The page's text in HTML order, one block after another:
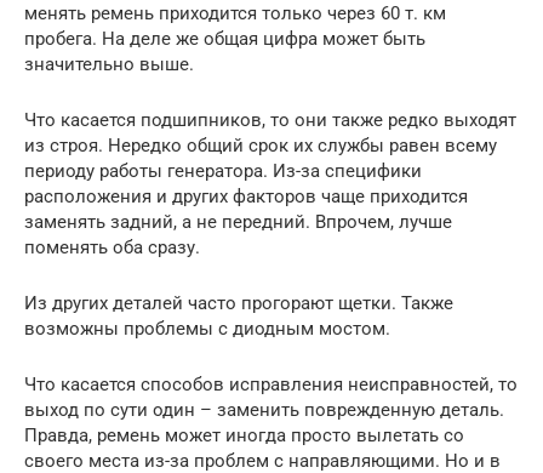
менять ремень приходится только через 60 т. км
пробега. На деле же общая цифра может быть
значительно выше.
Что касается подшипников, то они также редко выходят
из строя. Нередко общий срок их службы равен всему
периоду работы генератора. Из-за специфики
расположения и других факторов чаще приходится
заменять задний, а не передний. Впрочем, лучше
поменять оба сразу.
Из других деталей часто прогорают щетки. Также
возможны проблемы с диодным мостом.
Что касается способов исправления неисправностей, то
выход по сути один – заменить поврежденную деталь.
Правда, ремень может иногда просто вылетать со
своего места из-за проблем с направляющими. Но и в